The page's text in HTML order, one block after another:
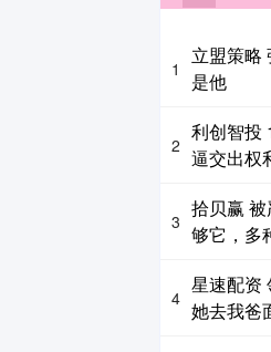
1
立盟策略
是他
2
利创智投
逼交出权
3
拾贝赢
够它，多
4
星速配资
她去我爸